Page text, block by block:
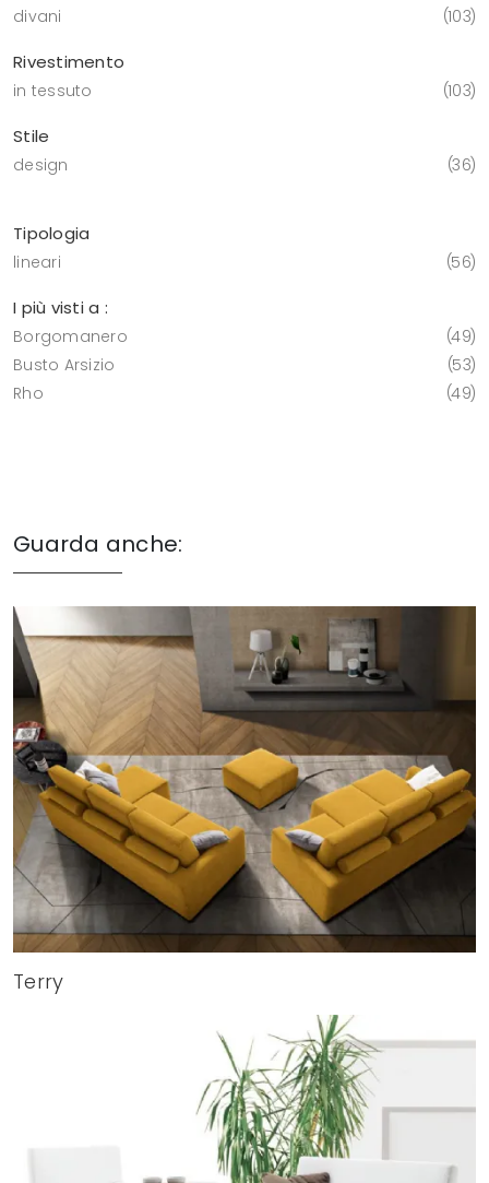
divani 103
Rivestimento
in tessuto 103
Stile
design 36
Tipologia
lineari 56
I più visti a :
Borgomanero
49
Busto Arsizio
53
Rho
49
Guarda anche:
Terry